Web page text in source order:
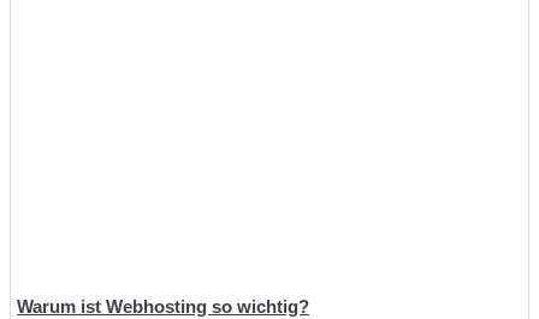
Warum ist Webhosting so wichtig?